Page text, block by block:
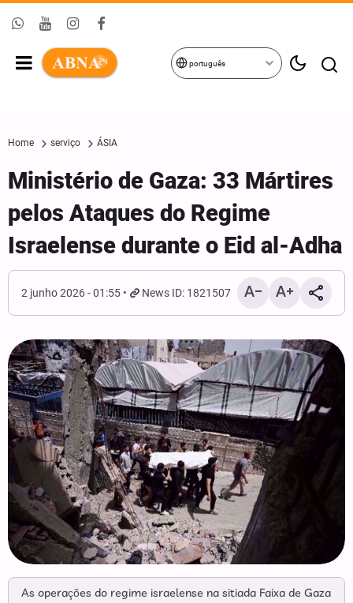
português
Home serviço ÁSIA
Ministério de Gaza: 33 Mártires
pelos Ataques do Regime
Israelense durante o Eid al-Adha
2 junho 2026 - 01:55 News ID: 1821507
As operações do regime israelense na sitiada Faixa de Gaza